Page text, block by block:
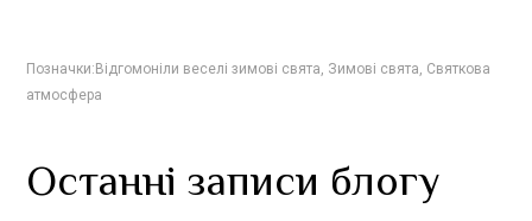
Позначки: Відгомоніли веселі зимові свята, Зимові свята, Святкова
атмосфера
Останні записи блогу